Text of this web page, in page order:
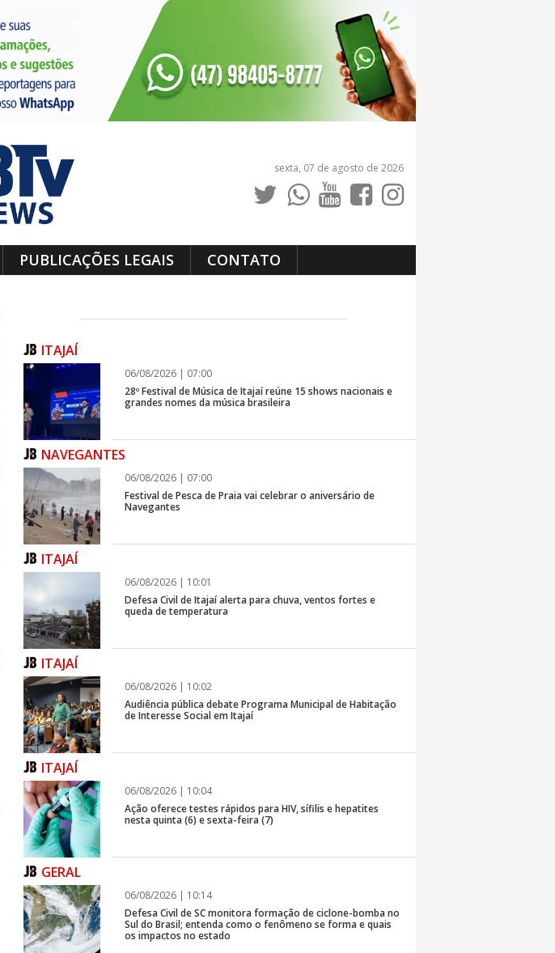
sexta, 07 de agosto de 2026
PUBLICAÇÕES LEGAIS CONTATO
ITAJAÍ
06/08/2026 | 07:00
28º Festival de Música de Itajaí reúne 15 shows nacionais e
grandes nomes da música brasileira
NAVEGANTES
06/08/2026 | 07:00
Festival de Pesca de Praia vai celebrar o aniversário de
Navegantes
ITAJAÍ
06/08/2026 | 10:01
Defesa Civil de Itajaí alerta para chuva, ventos fortes e
queda de temperatura
ITAJAÍ
06/08/2026 | 10:02
Audiência pública debate Programa Municipal de Habitação
de Interesse Social em Itajaí
ITAJAÍ
06/08/2026 | 10:04
Ação oferece testes rápidos para HIV, sífilis e hepatites
nesta quinta (6) e sexta-feira (7)
GERAL
06/08/2026 | 10:14
Defesa Civil de SC monitora formação de ciclone-bomba no
Sul do Brasil; entenda como o fenômeno se forma e quais
os impactos no estado